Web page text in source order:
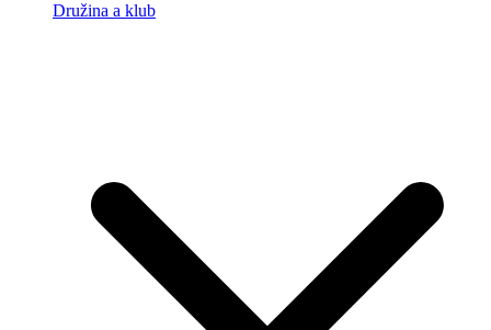
Družina a klub